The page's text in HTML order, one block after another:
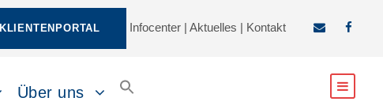
KLIENTENPORTAL Infocenter | Aktuelles | Kontakt
Über uns